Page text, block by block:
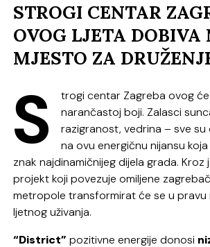
STROGI CENTAR
OVOG LJETA DOBIVA
MJESTO ZA
S
trogi centar Zagreba ovog
narančastoj boji. Zalasci
razigranost, vedrina – sve su
na ovu energičnu nijansu
znak najdinamičnijeg dijela grada. Kroz
projekt koji povezuje omiljene
metropole transformirat će se u pravu
ljetnog uživanja.
“District” pozitivne energije donosi